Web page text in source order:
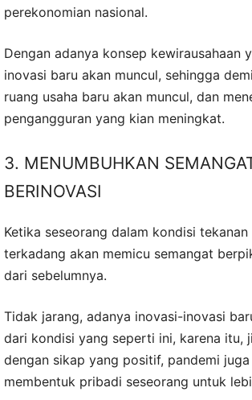
perekonomian nasional.
Dengan adanya konsep kewirausahaan
inovasi baru akan muncul, sehingga
ruang usaha baru akan muncul, dan
pengangguran yang kian meningkat.
3. MENUMBUHKAN
BERINOVASI
Ketika seseorang dalam kondisi
terkadang akan memicu semangat
dari sebelumnya.
Tidak jarang, adanya inovasi-inovasi
dari kondisi yang seperti ini, karena itu,
dengan sikap yang positif, pandemi
membentuk pribadi seseorang untuk